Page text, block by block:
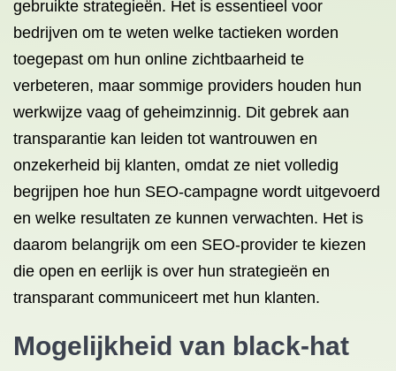
gebruikte strategieën. Het is essentieel voor
bedrijven om te weten welke tactieken worden
toegepast om hun online zichtbaarheid te
verbeteren, maar sommige providers houden hun
werkwijze vaag of geheimzinnig. Dit gebrek aan
transparantie kan leiden tot wantrouwen en
onzekerheid bij klanten, omdat ze niet volledig
begrijpen hoe hun SEO-campagne wordt uitgevoerd
en welke resultaten ze kunnen verwachten. Het is
daarom belangrijk om een SEO-provider te kiezen
die open en eerlijk is over hun strategieën en
transparant communiceert met hun klanten.
Mogelijkheid van black-hat